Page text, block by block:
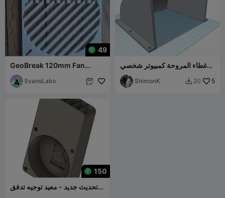
49
GeoBreak 120mm Fan
Cover
EvansLabs 
غطاء المروحة كمبيوتر شخصي
ShimonK  20 5
150
تحديث جديد - معيد توجيه تدفق